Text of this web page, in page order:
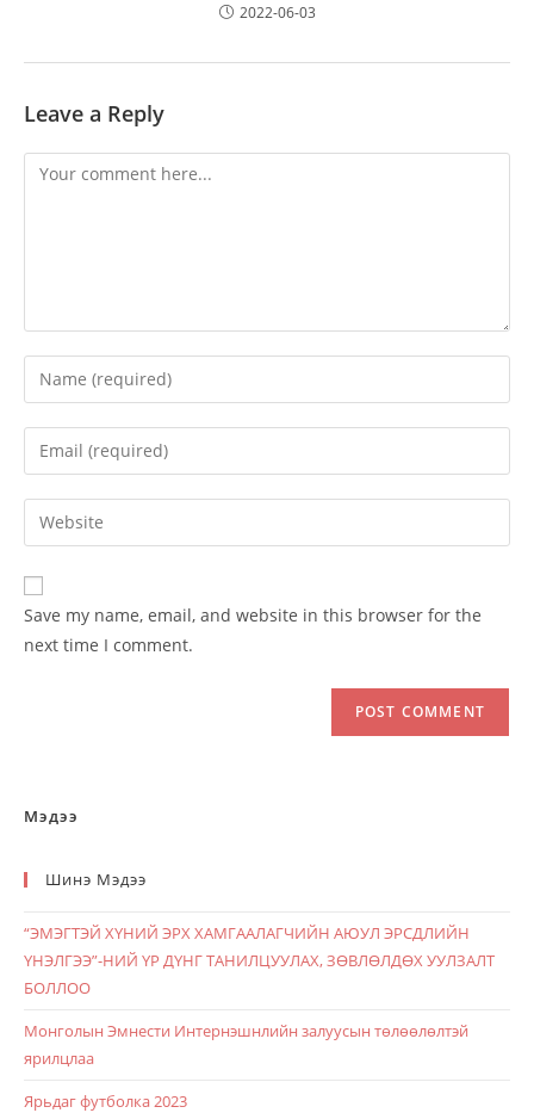
2022-06-03
Leave a Reply
Comment
Enter
your
name
comment
Enter
your
email
address
comment
Enter
your
website
URL
(optional)
Save my name, email, and website in this browser for the
next time I comment.
Мэдээ
Шинэ Мэдээ
“ЭМЭГТЭЙ ХҮНИЙ ЭРХ ХАМГААЛАГЧИЙН АЮУЛ ЭРСДЛИЙН
ҮНЭЛГЭЭ”-НИЙ ҮР ДҮНГ ТАНИЛЦУУЛАХ, ЗӨВЛӨЛДӨХ УУЛЗАЛТ
БОЛЛОО
Монголын Эмнести Интернэшнлийн залуусын төлөөлөлтэй
ярилцлаа
Ярьдаг футболка 2023